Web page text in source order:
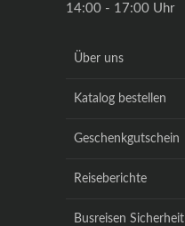
14:00 - 17:00 Uhr
Über uns
Katalog bestellen
Geschenkgutschein
Reiseberichte
Busreisen Sicherheit